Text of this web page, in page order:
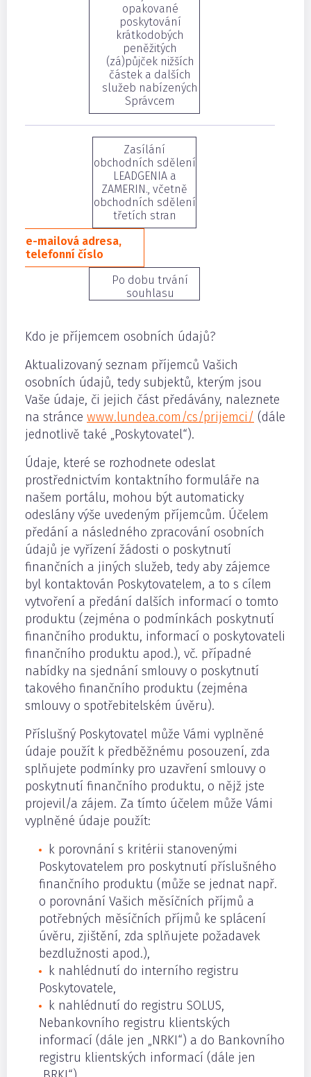
opakované
poskytování
krátkodobých
peněžitých
(zá)půjček nižších
částek a dalších
služeb nabízených
Správcem
Zasílání
obchodních sdělení
LEADGENIA a
ZAMERIN., včetně
obchodních sdělení
třetích stran
e-mailová adresa,
telefonní číslo
Po dobu trvání
souhlasu
Kdo je příjemcem osobních údajů?
Aktualizovaný seznam příjemců Vašich
osobních údajů, tedy subjektů, kterým jsou
Vaše údaje, či jejich část předávány, naleznete
na stránce www.lundea.com/cs/prijemci/ (dále
jednotlivě také „Poskytovatel“).
Údaje, které se rozhodnete odeslat
prostřednictvím kontaktního formuláře na
našem portálu, mohou být automaticky
odeslány výše uvedeným příjemcům. Účelem
předání a následného zpracování osobních
údajů je vyřízení žádosti o poskytnutí
finančních a jiných služeb, tedy aby zájemce
byl kontaktován Poskytovatelem, a to s cílem
vytvoření a předání dalších informací o tomto
produktu (zejména o podmínkách poskytnutí
finančního produktu, informací o poskytovateli
finančního produktu apod.), vč. případné
nabídky na sjednání smlouvy o poskytnutí
takového finančního produktu (zejména
smlouvy o spotřebitelském úvěru).
Příslušný Poskytovatel může Vámi vyplněné
údaje použít k předběžnému posouzení, zda
splňujete podmínky pro uzavření smlouvy o
poskytnutí finančního produktu, o nějž jste
projevil/a zájem. Za tímto účelem může Vámi
vyplněné údaje použít:
k porovnání s kritérii stanovenými
Poskytovatelem pro poskytnutí příslušného
finančního produktu (může se jednat např.
o porovnání Vašich měsíčních příjmů a
potřebných měsíčních příjmů ke splácení
úvěru, zjištění, zda splňujete požadavek
bezdlužnosti apod.),
k nahlédnutí do interního registru
Poskytovatele,
k nahlédnutí do registru SOLUS,
Nebankovního registru klientských
informací (dále jen „NRKI“) a do Bankovního
registru klientských informací (dále jen